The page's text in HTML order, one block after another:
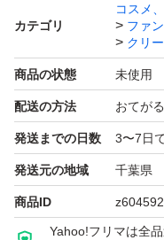
他に沢山化粧品やバッ
よかったらご覧下さい
カテゴリ
コスメ
ファ
クリ
商品の状態 未使用
配送の方法 おてが
発送までの日数 3〜7日
発送元の地域 千葉県
商品ID
Yahoo!フリマは全